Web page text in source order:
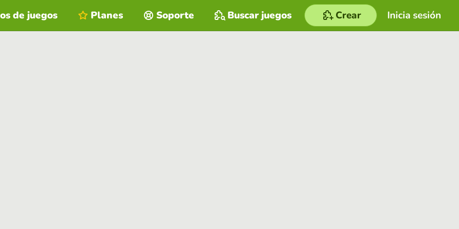
Inicia sesión
de juegos Planes Soporte Buscar juegos Crear